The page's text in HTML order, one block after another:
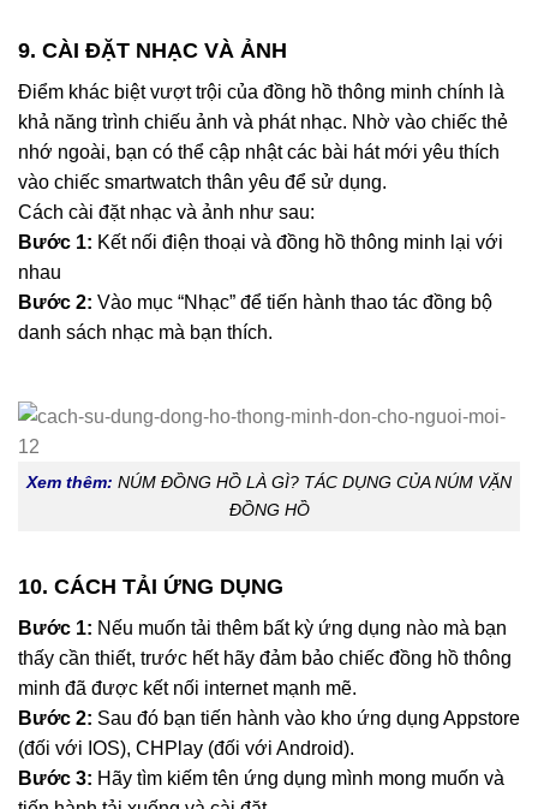
9. CÀI ĐẶT NHẠC VÀ ẢNH
Điểm khác biệt vượt trội của đồng hồ thông minh chính là
khả năng trình chiếu ảnh và phát nhạc. Nhờ vào chiếc thẻ
nhớ ngoài, bạn có thể cập nhật các bài hát mới yêu thích
vào chiếc smartwatch thân yêu để sử dụng.
Cách cài đặt nhạc và ảnh như sau:
Bước 1: Kết nối điện thoại và đồng hồ thông minh lại với
nhau
Bước 2: Vào mục “Nhạc” để tiến hành thao tác đồng bộ
danh sách nhạc mà bạn thích.
Xem thêm: NÚM ĐỒNG HỒ LÀ GÌ? TÁC DỤNG CỦA NÚM VẶN
ĐỒNG HỒ
10. CÁCH TẢI ỨNG DỤNG
Bước 1: Nếu muốn tải thêm bất kỳ ứng dụng nào mà bạn
thấy cần thiết, trước hết hãy đảm bảo chiếc đồng hồ thông
minh đã được kết nối internet mạnh mẽ.
Bước 2: Sau đó bạn tiến hành vào kho ứng dụng Appstore
(đối với IOS), CHPlay (đối với Android).
Bước 3: Hãy tìm kiếm tên ứng dụng mình mong muốn và